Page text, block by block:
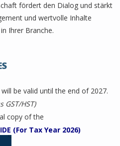
fördert den Dialog und stärkt
und wertvolle Inhalte
Ihrer Branche.
be valid until the end of 2027.
GST/HST)
copy of the
(For Tax Year 2026)